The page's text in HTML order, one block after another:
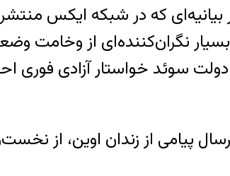
بیانیه‌ای که در شبکه ایکس
نگران‌کننده‌ای از وخامت
سوئد خواستار آزادی فوری
پیامی از زندان اوین، از